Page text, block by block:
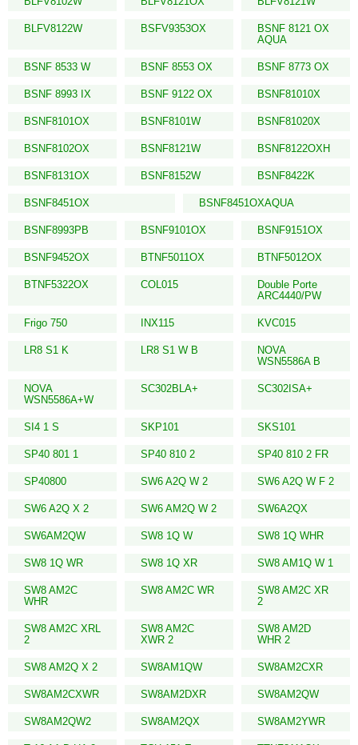
BLFV8122W BSFV9353OX
BSNF 8121 OX
AQUA
BSNF 8533 W BSNF 8553 OX BSNF 8773 OX
BSNF 8993 IX BSNF 9122 OX BSNF81010X
BSNF8101OX BSNF8101W BSNF81020X
BSNF8102OX BSNF8121W BSNF8122OXH
BSNF8131OX BSNF8152W BSNF8422K
BSNF8451OX BSNF8451OXAQUA
BSNF8993PB BSNF9101OX BSNF9151OX
BSNF9452OX BTNF5011OX BTNF5012OX
BTNF5322OX COL015
Double Porte
ARC4440/PW
Frigo 750 INX115 KVC015
LR8 S1 K LR8 S1 W B
NOVA
WSN5586A B
NOVA
WSN5586A+W
SC302BLA+ SC302ISA+
SI4 1 S SKP101 SKS101
SP40 801 1 SP40 810 2 SP40 810 2 FR
SP40800 SW6 A2Q W 2 SW6 A2Q W F 2
SW6 A2Q X 2 SW6 AM2Q W 2 SW6A2QX
SW6AM2QW SW8 1Q W SW8 1Q WHR
SW8 1Q WR SW8 1Q XR SW8 AM1Q W 1
SW8 AM2C
WHR
SW8 AM2C WR
SW8 AM2C XR
2
SW8 AM2C XRL
2
SW8 AM2C
XWR 2
SW8 AM2D
WHR 2
SW8 AM2Q X 2 SW8AM1QW SW8AM2CXR
SW8AM2CXWR SW8AM2DXR SW8AM2QW
SW8AM2QW2 SW8AM2QX SW8AM2YWR